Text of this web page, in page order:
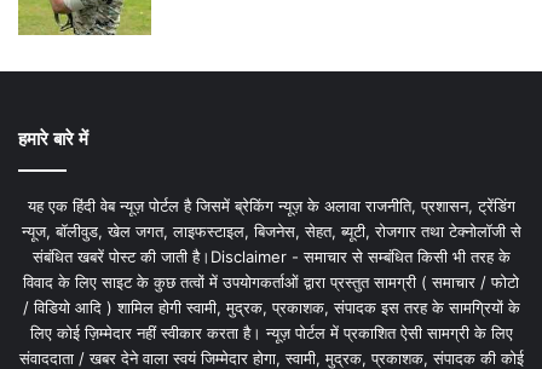
हमारे बारे में
यह एक हिंदी वेब न्यूज़ पोर्टल है जिसमें ब्रेकिंग न्यूज़ के अलावा राजनीति, प्रशासन, ट्रेंडिंग
न्यूज, बॉलीवुड, खेल जगत, लाइफस्टाइल, बिजनेस, सेहत, ब्यूटी, रोजगार तथा टेक्नोलॉजी से
संबंधित खबरें पोस्ट की जाती है।Disclaimer - समाचार से सम्बंधित किसी भी तरह के
विवाद के लिए साइट के कुछ तत्वों में उपयोगकर्ताओं द्वारा प्रस्तुत सामग्री ( समाचार / फोटो
/ विडियो आदि ) शामिल होगी स्वामी, मुद्रक, प्रकाशक, संपादक इस तरह के सामग्रियों के
लिए कोई ज़िम्मेदार नहीं स्वीकार करता है। न्यूज़ पोर्टल में प्रकाशित ऐसी सामग्री के लिए
संवाददाता / खबर देने वाला स्वयं जिम्मेदार होगा, स्वामी, मुद्रक, प्रकाशक, संपादक की कोई